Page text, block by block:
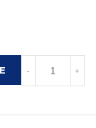
cantidad
- +